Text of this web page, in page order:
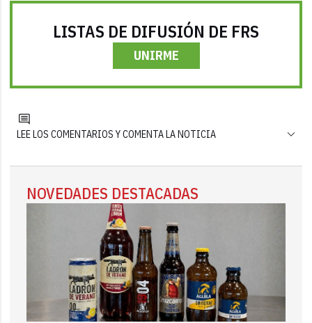
LISTAS DE DIFUSIÓN DE FRS
UNIRME
LEE LOS COMENTARIOS Y COMENTA LA NOTICIA
NOVEDADES DESTACADAS